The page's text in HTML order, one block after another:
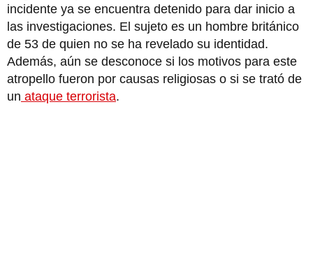
incidente ya se encuentra detenido para dar inicio a
las investigaciones. El sujeto es un hombre británico
de 53 de quien no se ha revelado su identidad.
Además, aún se desconoce si los motivos para este
atropello fueron por causas religiosas o si se trató de
un ataque terrorista.